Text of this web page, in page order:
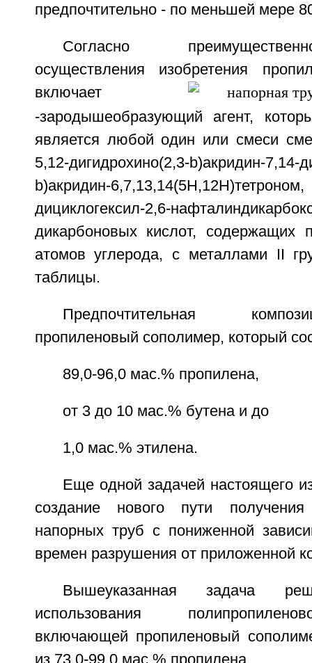
предпочтительно - по меньшей мере
Согласно
осуществления изобретения
включает
-зародышеобразующий агент,
является любой один или смеси
5,12-дигидрохино(2,3-b)акридин-
b)акридин-
дициклогексил-2,6-
дикарбоновых кислот,
атомов углерода, с металлами II
таблицы.
Предпочтительная
пропиленовый сополимер, который
89,0-96,0 мас.% пропилена,
от 3 до 10 мас.% бутена и до
1,0 мас.% этилена.
Еще одной задачей настоящего
создание нового пути получения
напорных труб с пониженной
времен разрушения от приложенной
Вышеуказанная задача
использования
включающей пропиленовый
из 73,0-99,0 мас.% пропилена,